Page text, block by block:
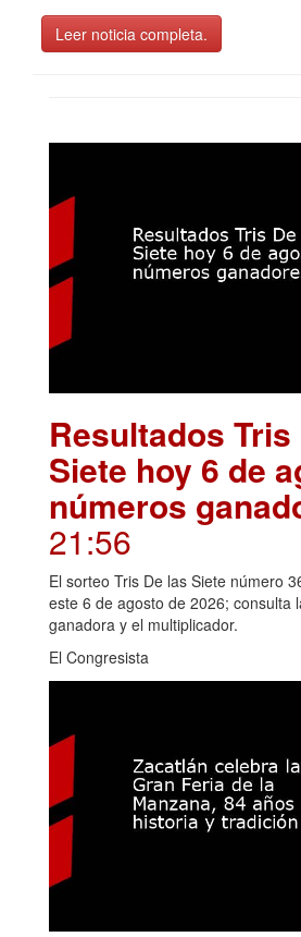
Leer noticia completa.
Resultados Tris
Siete hoy 6 de
números
21:56
El sorteo Tris De las Siete número
este 6 de agosto de 2026; consulta
ganadora y el multiplicador.
El Congresista